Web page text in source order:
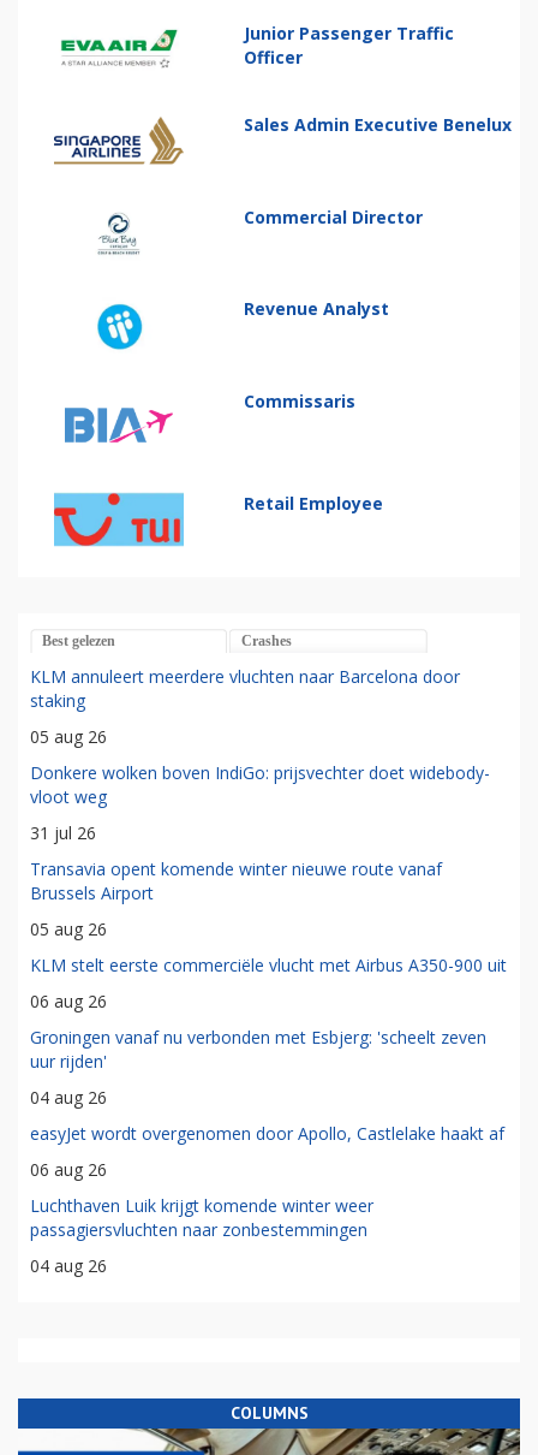
Junior Passenger Traffic
Officer
Sales Admin Executive Benelux
Commercial Director
Revenue Analyst
Commissaris
Retail Employee
Best gelezen Crashes
KLM annuleert meerdere vluchten naar Barcelona door
staking
05 aug 26
Donkere wolken boven IndiGo: prijsvechter doet widebody-
vloot weg
31 jul 26
Transavia opent komende winter nieuwe route vanaf
Brussels Airport
05 aug 26
KLM stelt eerste commerciële vlucht met Airbus A350-900 uit
06 aug 26
Groningen vanaf nu verbonden met Esbjerg: 'scheelt zeven
uur rijden'
04 aug 26
easyJet wordt overgenomen door Apollo, Castlelake haakt af
06 aug 26
Luchthaven Luik krijgt komende winter weer
passagiersvluchten naar zonbestemmingen
04 aug 26
COLUMNS